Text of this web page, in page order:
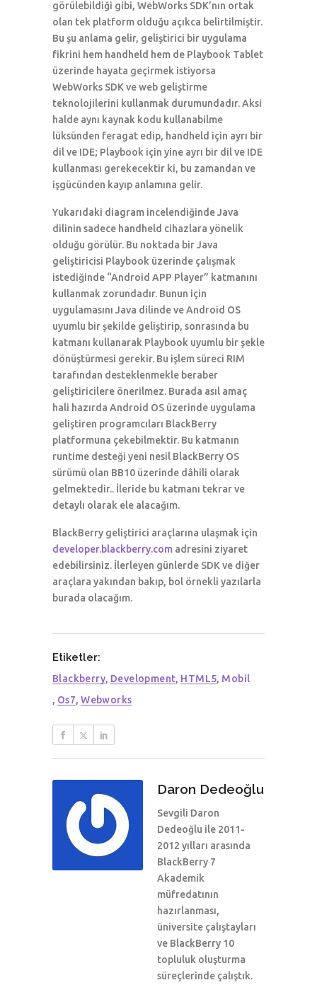
görülebildiği gibi, WebWorks SDK’nın ortak
olan tek platform olduğu açıkca belirtilmiştir.
Bu şu anlama gelir, geliştirici bir uygulama
fikrini hem handheld hem de Playbook Tablet
üzerinde hayata geçirmek istiyorsa
WebWorks SDK ve web geliştirme
teknolojilerini kullanmak durumundadır. Aksi
halde aynı kaynak kodu kullanabilme
lüksünden feragat edip, handheld için ayrı bir
dil ve IDE; Playbook için yine ayrı bir dil ve IDE
kullanması gerekecektir ki, bu zamandan ve
işgücünden kayıp anlamına gelir.
Yukarıdaki diagram incelendiğinde Java
dilinin sadece handheld cihazlara yönelik
olduğu görülür. Bu noktada bir Java
geliştiricisi Playbook üzerinde çalışmak
istediğinde “Android APP Player” katmanını
kullanmak zorundadır. Bunun için
uygulamasını Java dilinde ve Android OS
uyumlu bir şekilde geliştirip, sonrasında bu
katmanı kullanarak Playbook uyumlu bir şekle
dönüştürmesi gerekir. Bu işlem süreci RIM
tarafından desteklenmekle beraber
geliştiricilere önerilmez. Burada asıl amaç
hali hazırda Android OS üzerinde uygulama
geliştiren programcıları BlackBerry
platformuna çekebilmektir. Bu katmanın
runtime desteği yeni nesil BlackBerry OS
sürümü olan BB10 üzerinde dâhili olarak
gelmektedir.. İleride bu katmanı tekrar ve
detaylı olarak ele alacağım.
BlackBerry geliştirici araçlarına ulaşmak için
developer.blackberry.com adresini ziyaret
edebilirsiniz. İlerleyen günlerde SDK ve diğer
araçlara yakından bakıp, bol örnekli yazılarla
burada olacağım.
Etiketler:
Blackberry, Development, HTML5, Mobil
, Os7, Webworks
Daron Dedeoğlu
Sevgili Daron
Dedeoğlu ile 2011-
2012 yılları arasında
BlackBerry 7
Akademik
müfredatının
hazırlanması,
üniversite çalıştayları
ve BlackBerry 10
topluluk oluşturma
süreçlerinde çalıştık.